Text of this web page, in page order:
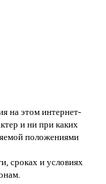
на этом интернет-
и ни при каких
положениями
сроках и условиях